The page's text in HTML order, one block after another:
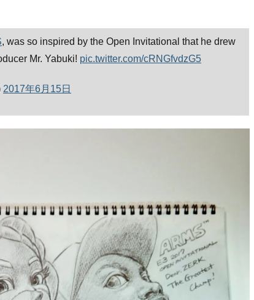
, was so inspired by the Open Invitational that he drew
Mr. Yabuki! pic.twitter.com/cRNGfvdzG5
2017年6月15日